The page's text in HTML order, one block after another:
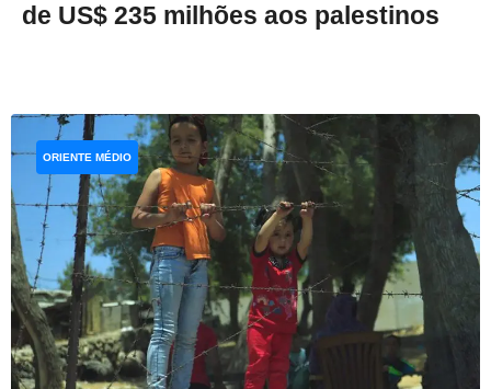
de US$ 235 milhões aos palestinos
ORIENTE MÉDIO